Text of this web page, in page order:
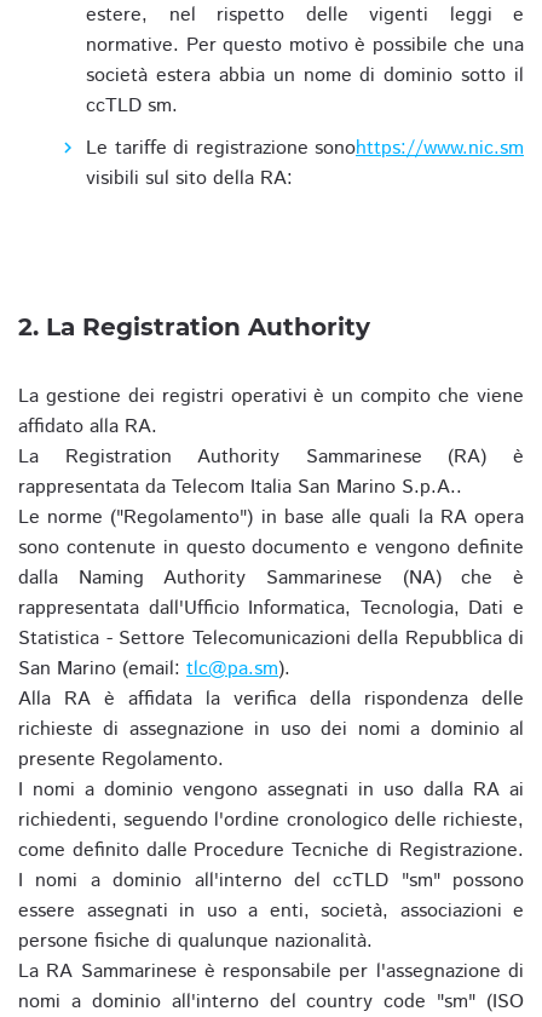
estere, nel rispetto delle vigenti leggi e
normative. Per questo motivo è possibile che una
società estera abbia un nome di dominio sotto il
ccTLD sm.
Le tariffe di registrazione sono
visibili sul sito della RA:
https://www.nic.sm
2. La Registration Authority
La gestione dei registri operativi è un compito che viene
affidato alla RA.
La Registration Authority Sammarinese (RA) è
rappresentata da Telecom Italia San Marino S.p.A..
Le norme ("Regolamento") in base alle quali la RA opera
sono contenute in questo documento e vengono definite
dalla Naming Authority Sammarinese (NA) che è
rappresentata dall'Ufficio Informatica, Tecnologia, Dati e
Statistica - Settore Telecomunicazioni della Repubblica di
San Marino (email: tlc@pa.sm).
Alla RA è affidata la verifica della rispondenza delle
richieste di assegnazione in uso dei nomi a dominio al
presente Regolamento.
I nomi a dominio vengono assegnati in uso dalla RA ai
richiedenti, seguendo l'ordine cronologico delle richieste,
come definito dalle Procedure Tecniche di Registrazione.
I nomi a dominio all'interno del ccTLD "sm" possono
essere assegnati in uso a enti, società, associazioni e
persone fisiche di qualunque nazionalità.
La RA Sammarinese è responsabile per l'assegnazione di
nomi a dominio all'interno del country code "sm" (ISO